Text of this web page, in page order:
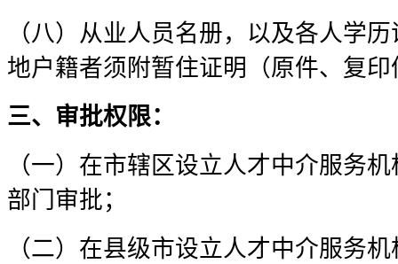
（八）从业人员名册，以及各人学
地户籍者须附暂住证明（原件、复印
三、审批权限：
（一）在市辖区设立人才中介服务
部门审批；
（二）在县级市设立人才中介服务